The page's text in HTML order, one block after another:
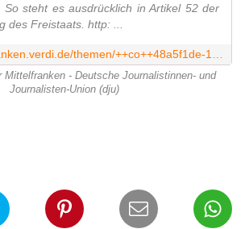
So steht es ausdrücklich in Artikel 52 der
des Freistaats. http: ...
Mittelfranken - Deutsche Journalistinnen- und
Journalisten-Union (dju)